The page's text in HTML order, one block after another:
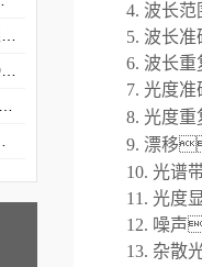
4. 波长
5. 波长
6. 波长
7. 光度准
8. 光度重
9. 漂移
10. 光谱
11. 光度
12. 噪声
13. 杂散